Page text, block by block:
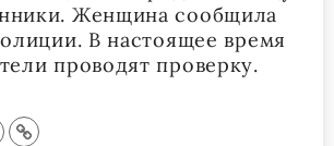
Женщина сообщила
В настоящее время
проводят проверку.